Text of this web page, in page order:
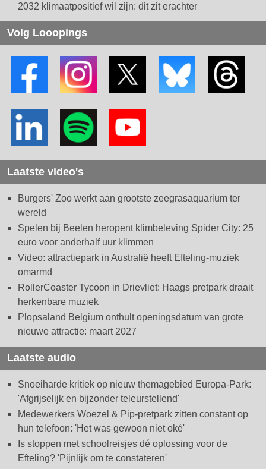
2032 klimaatpositief wil zijn: dit zit erachter
Volg Looopings
Laatste video's
Burgers' Zoo werkt aan grootste zeegrasaquarium ter
wereld
Spelen bij Beelen heropent klimbeleving Spider City: 25
euro voor anderhalf uur klimmen
Video: attractiepark in Australië heeft Efteling-muziek
omarmd
RollerCoaster Tycoon in Drievliet: Haags pretpark draait
herkenbare muziek
Plopsaland Belgium onthult openingsdatum van grote
nieuwe attractie: maart 2027
Laatste audio
Snoeiharde kritiek op nieuw themagebied Europa-Park:
'Afgrijselijk en bijzonder teleurstellend'
Medewerkers Woezel & Pip-pretpark zitten constant op
hun telefoon: 'Het was gewoon niet oké'
Is stoppen met schoolreisjes dé oplossing voor de
Efteling? 'Pijnlijk om te constateren'